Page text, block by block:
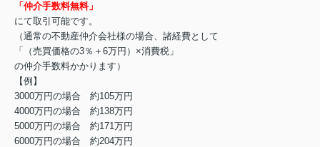
「仲介手数料無料」
にて取引可能です。
（通常の不動産仲介会社様の場合、諸経費として
「（売買価格の3％＋6万円）×消費税」
の仲介手数料かかります）
【例】
3000万円の場合 約105万円
4000万円の場合 約138万円
5000万円の場合 約171万円
6000万円の場合 約204万円